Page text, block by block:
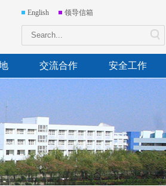
English 领导信箱
交流合作 安全工作